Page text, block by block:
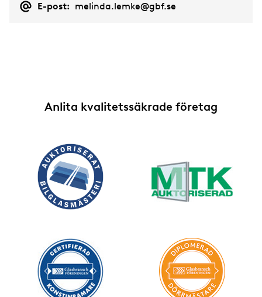
E-post: melinda.lemke@gbf.se
Anlita kvalitetssäkrade företag